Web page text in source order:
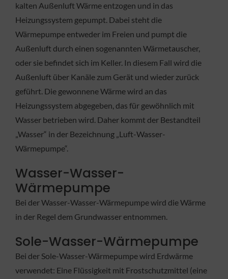
kalten Außenluft Wärme entzogen und in das
Heizungssystem gepumpt. Dabei steht die
Wärmepumpe entweder im Freien und pumpt die
Außenluft durch einen sogenannten Wärmetauscher,
oder sie befindet sich im Keller. In diesem Fall wird die
Außenluft über Kanäle zum Gerät und wieder zurück
geführt. Die gewonnene Wärme wird an das
Heizungssystem abgegeben, das für gewöhnlich mit
Wasser betrieben wird. Daher kommt der Bestandteil
„Wasser“ in der Bezeichnung „Luft-Wasser-
Wärmepumpe“.
Wasser-Wasser-
Wärmepumpe
Bei der Wasser-Wasser-Wärmepumpe wird die Wärme
in der Regel dem Grundwasser entnommen.
Sole-Wasser-Wärmepumpe
Bei der Sole-Wasser-Wärmepumpe wird Erdwärme
verwendet: Eine Flüssigkeit mit Frostschutzmittel (eine